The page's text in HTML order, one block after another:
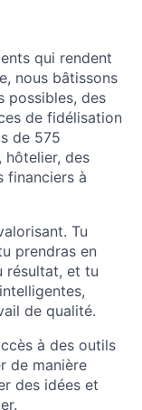
qui rendent
nous bâtissons
possibles, des
de fidélisation
de 575
hôtelier, des
financiers à
Tu
prendras en
résultat, et tu
de qualité.
à des outils
de manière
des idées et